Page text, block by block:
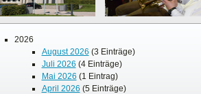
2026
August 2026 (3 Einträge)
Juli 2026 (4 Einträge)
Mai 2026 (1 Eintrag)
April 2026 (5 Einträge)